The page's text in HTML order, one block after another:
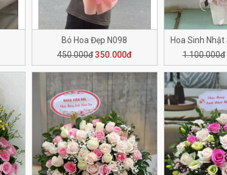
Bó Hoa Đẹp N098
450.000đ 350.000đ
1.100.000đ